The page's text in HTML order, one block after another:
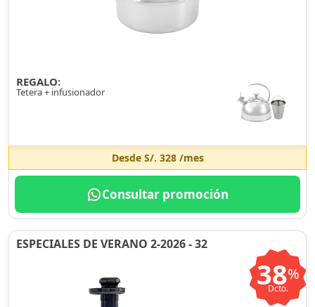
REGALO:
Tetera + infusionador
Desde S/. 328/mes
Consultar promoción
ESPECIALES DE VERANO 2-2026 - 32
38%
Dcto.